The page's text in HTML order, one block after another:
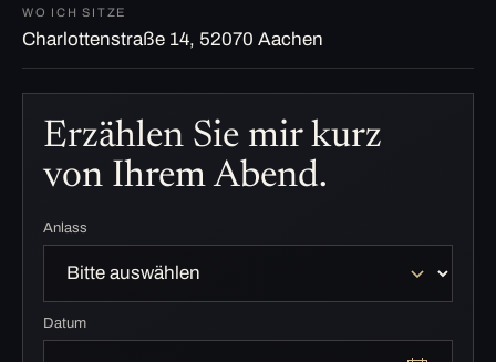
WO ICH SITZE
Charlottenstraße 14, 52070 Aachen
Erzählen Sie mir kurz
von Ihrem Abend.
Anlass
Datum